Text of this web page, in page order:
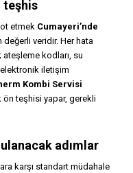
teşhis
etmek Cumayeri’nde
değerli veridir. Her hata
ateşleme kodları, su
elektronik iletişim
Kombi Servisi
ön teşhisi yapar, gerekli
adımlar
karşı standart müdahale